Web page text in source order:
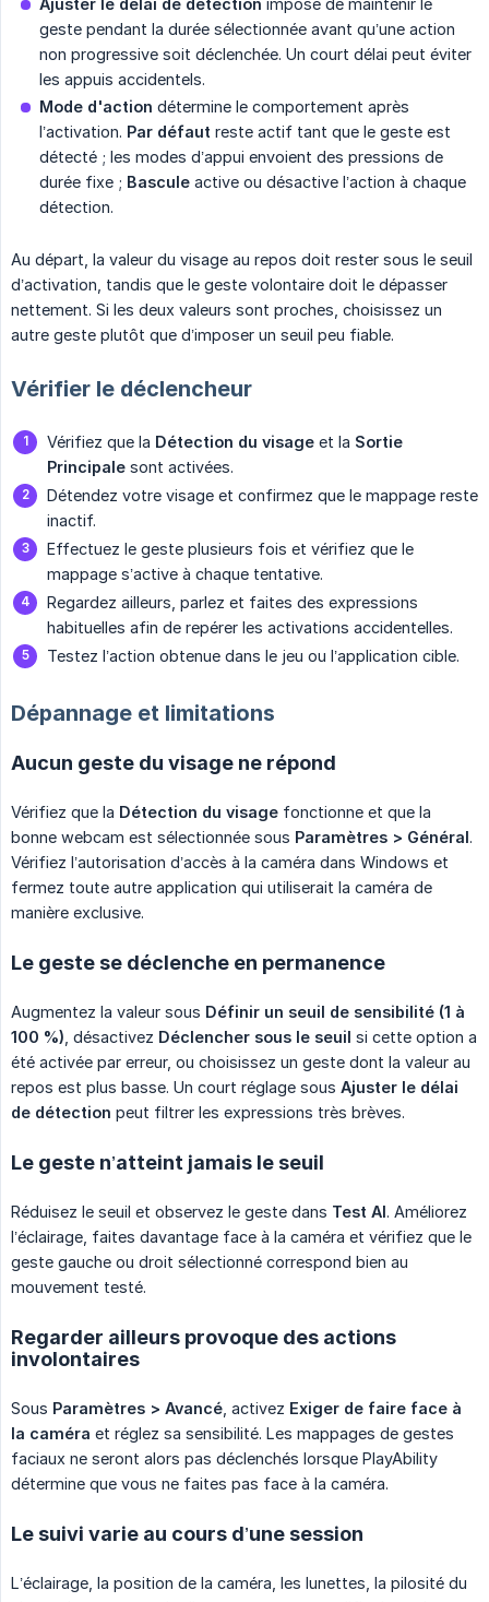
geste pendant la durée sélectionnée avant qu’une action
non progressive soit déclenchée. Un court délai peut éviter
les appuis accidentels.
Mode d'action détermine le comportement après
l’activation. Par défaut reste actif tant que le geste est
détecté ; les modes d’appui envoient des pressions de
durée fixe ; Bascule active ou désactive l’action à chaque
détection.
Au départ, la valeur du visage au repos doit rester sous le seuil
d’activation, tandis que le geste volontaire doit le dépasser
nettement. Si les deux valeurs sont proches, choisissez un
autre geste plutôt que d’imposer un seuil peu fiable.
Vérifier le déclencheur
Vérifiez que la Détection du visage et la Sortie
Principale sont activées.
Détendez votre visage et confirmez que le mappage reste
inactif.
Effectuez le geste plusieurs fois et vérifiez que le
mappage s’active à chaque tentative.
Regardez ailleurs, parlez et faites des expressions
habituelles afin de repérer les activations accidentelles.
Testez l’action obtenue dans le jeu ou l’application cible.
Dépannage et limitations
Aucun geste du visage ne répond
Vérifiez que la Détection du visage fonctionne et que la
bonne webcam est sélectionnée sous Paramètres > Général.
Vérifiez l’autorisation d’accès à la caméra dans Windows et
fermez toute autre application qui utiliserait la caméra de
manière exclusive.
Le geste se déclenche en permanence
Augmentez la valeur sous Définir un seuil de sensibilité (1 à
100 %) , désactivez Déclencher sous le seuil si cette option a
été activée par erreur, ou choisissez un geste dont la valeur au
repos est plus basse. Un court réglage sous Ajuster le délai
de détection peut filtrer les expressions très brèves.
Le geste n’atteint jamais le seuil
Réduisez le seuil et observez le geste dans Test AI. Améliorez
l’éclairage, faites davantage face à la caméra et vérifiez que le
geste gauche ou droit sélectionné correspond bien au
mouvement testé.
Regarder ailleurs provoque des actions
involontaires
Sous Paramètres > Avancé , activez Exiger de faire face à
la caméra et réglez sa sensibilité. Les mappages de gestes
faciaux ne seront alors pas déclenchés lorsque PlayAbility
détermine que vous ne faites pas face à la caméra.
Le suivi varie au cours d’une session
L’éclairage, la position de la caméra, les lunettes, la pilosité du